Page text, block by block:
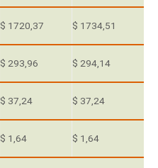
$ 1720,37 $ 1734,51
$ 293,96 $ 294,14
$ 37,24 $ 37,24
$ 1,64 $ 1,64